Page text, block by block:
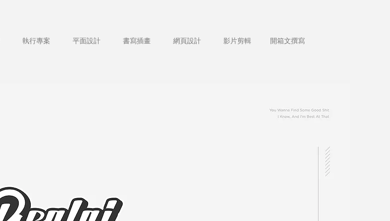
執行專案 平面設計 書寫插畫 網頁設計 影片剪輯 開箱文撰寫